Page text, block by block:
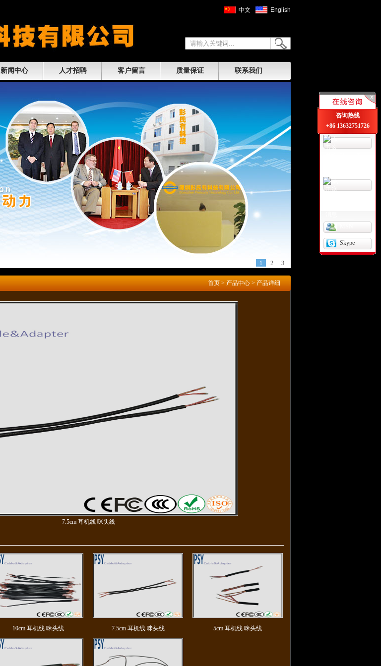
中文 English
新闻中心 人才招聘 客户留言 质量保证 联系我们
3
2
1
首页 > 产品中心 > 产品详细
7.5cm 耳机线 咪头线
10cm 耳机线 咪头线 7.5cm 耳机线 咪头线 5cm 耳机线 咪头线
咨询热线
+86 13632751726
Skype